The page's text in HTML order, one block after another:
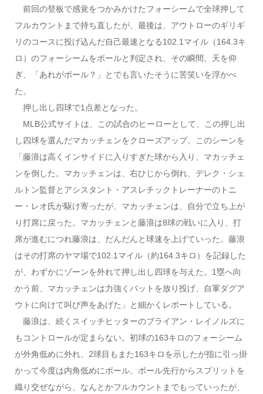
前回の登板で感覚をつかみかけたフォーシームで全球押して
フルカウントまで持ち直したが、最後は、アウトローのギリギ
リのコースに投げ込んだ自己最速となる102.1マイル（164.3キ
ロ）のフォーシームをボールと判定され、その瞬間、天を仰
ぎ、「あれがボール？」とでも言いたそうに苦笑いを浮かべ
た。
押し出し四球で1点差となった。
MLB公式サイトは、この試合のヒーローとして、この押し出
し四球を選んだマカッチェンをクローズアップ。このシーンを
「藤浪は高くインサイドに入りすぎた球から入り、マカッチェ
ンを倒した。マカッチェンは、右ひじから倒れ、デレク・シェ
ルトン監督とアシスタント・アスレチックトレーナーのトニ
ー・レオ氏が駆け寄ったが、マカッチェンは、自分で立ち上が
り打席に戻った。マカッチェンと藤浪は8球の戦いに入り、打
席が進むにつれ藤浪は、だんだんと球速を上げていった。藤浪
はその打席のヤマ場で102.1マイル（約164.3キロ）を記録した
が、わずかにゾーンを外れて押し出し四球を与えた。1塁へ向
かう前、マカッチェンは力強くバットを放り投げ、自軍ダグア
ウトに向けて叫び声をあげた」と細かくレポートしている。
藤浪は、続くスイッチヒッターのブライアン・レイノルズに
もコントロールが定まらない。初球の163キロのフォーシーム
が外角低めに外れ、2球目もまた163キロを示したが指に引っ掛
かって今度は内角低めにボール。ボール先行からスプリットを
織り交ぜながら、なんとかフルカウントまでもっていったが、